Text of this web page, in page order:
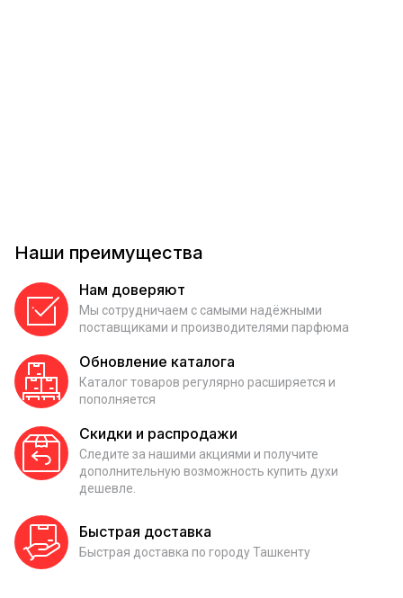
Наши преимущества
Нам доверяют
Мы сотрудничаем с самыми надёжными
поставщиками и производителями парфюма
Обновление каталога
Каталог товаров регулярно расширяется и
пополняется
Скидки и распродажи
Следите за нашими акциями и получите
дополнительную возможность купить духи
дешевле.
Быстрая доставка
Быстрая доставка по городу Ташкенту